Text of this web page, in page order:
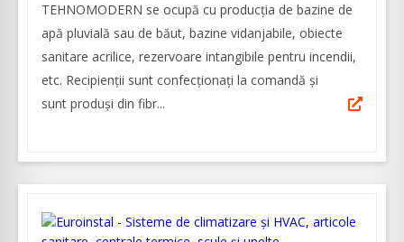
TEHNOMODERN se ocupă cu producția de bazine de
apă pluvială sau de băut, bazine vidanjabile, obiecte
sanitare acrilice, rezervoare intangibile pentru incendii,
etc. Recipienții sunt confecționați la comandă și
sunt produși din fibr...